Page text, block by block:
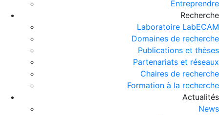
Entreprendre
Recherche
Laboratoire LabECAM
Domaines de recherche
Publications et thèses
Partenariats et réseaux
Chaires de recherche
Formation à la recherche
Actualités
News